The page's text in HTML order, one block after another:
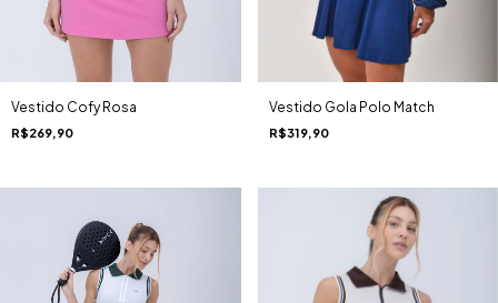
Vestido Cofy Rosa
R$269,90
Vestido Gola Polo Match
R$319,90